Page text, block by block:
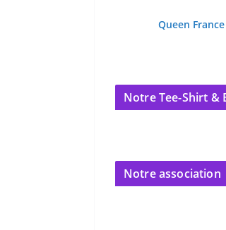
Queen
Notre Tee-Shirt &
Notre association